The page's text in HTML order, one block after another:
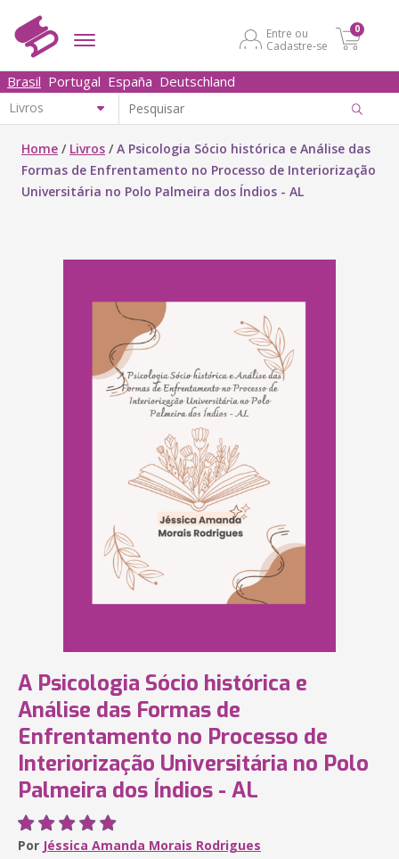
Entre ou
Cadastre-se
0
Brasil Portugal España Deutschland
Home / Livros /A Psicologia Sócio histórica e Análise das
Formas de Enfrentamento no Processo de Interiorização
Universitária no Polo Palmeira dos Índios - AL
A Psicologia Sócio histórica e
Análise das Formas de
Enfrentamento no Processo de
Interiorização Universitária no Polo
Palmeira dos Índios - AL
Por Jéssica Amanda Morais Rodrigues